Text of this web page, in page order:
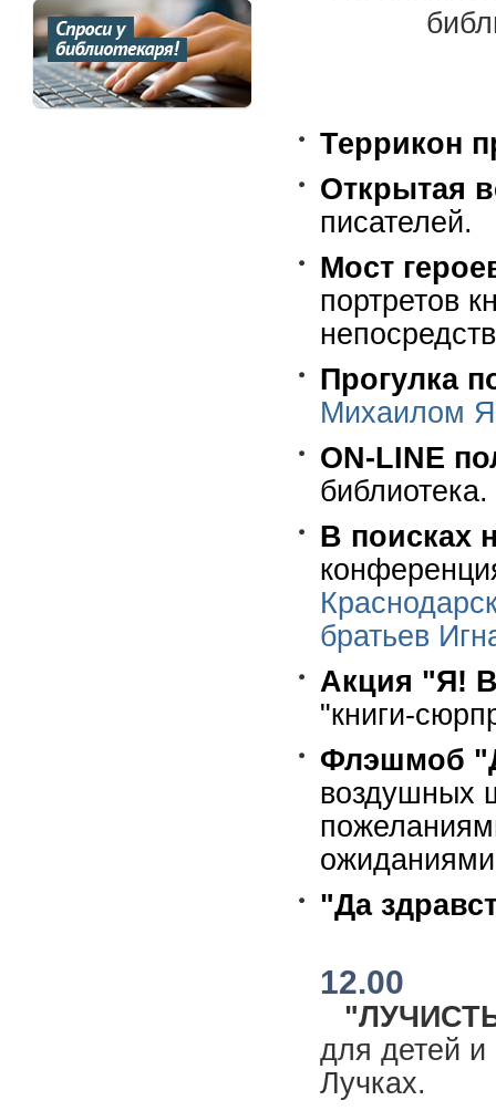
Террикон
Открытая
писателей.
Мост
портретов
Прогулка
Михаилом
ON-LINE
В поисках
братьев
Акция "Я!
"книги-
Флэшмоб
воздушных
"Да
12.00
для детей
Лучках.